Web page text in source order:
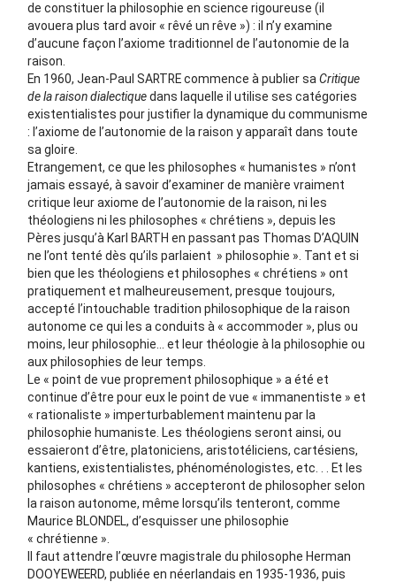
de constituer la philosophie en science rigoureuse (il
avouera plus tard avoir « rêvé un rêve ») : il n’y examine
d’aucune façon l’axiome traditionnel de l’autonomie de la
raison.
En 1960, Jean-Paul SARTRE commence à publier sa Critique
de la raison dialectiquedans laquelle il utilise ses catégories
existentialistes pour justifier la dynamique du communisme
: l’axiome de l’autonomie de la raison y apparaît dans toute
sa gloire.
Etrangement, ce que les philosophes « humanistes » n’ont
jamais essayé, à savoir d’examiner de manière vraiment
critique leur axiome de l’autonomie de la raison, ni les
théologiens ni les philosophes « chrétiens », depuis les
Pères jusqu’à Karl BARTH en passant pas Thomas D’AQUIN
ne l’ont tenté dès qu’ils parlaient » philosophie ». Tant et si
bien que les théologiens et philosophes « chrétiens » ont
pratiquement et malheureusement, presque toujours,
accepté l’intouchable tradition philosophique de la raison
autonome ce qui les a conduits à « accommoder », plus ou
moins, leur philosophie… et leur théologie à la philosophie ou
aux philosophies de leur temps.
Le « point de vue proprement philosophique » a été et
continue d’être pour eux le point de vue « immanentiste » et
« rationaliste » imperturbablement maintenu par la
philosophie humaniste. Les théologiens seront ainsi, ou
essaieront d’être, platoniciens, aristotéliciens, cartésiens,
kantiens, existentialistes, phénoménologistes, etc. . . Et les
philosophes « chrétiens » accepteront de philosopher selon
la raison autonome, même lorsqu’ils tenteront, comme
Maurice BLONDEL, d’esquisser une philosophie
« chrétienne ».
Il faut attendre l’œuvre magistrale du philosophe Herman
DOOYEWEERD, publiée en néerlandais en 1935-1936, puis